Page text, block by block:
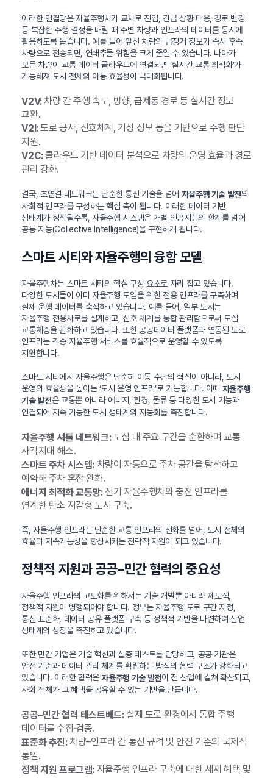
이러한 연결망은 자율주행차가 교차로 진입, 긴급 상황 대응, 경로 변경
등 복잡한 주행 결정을 내릴 때 주변 차량과 인프라의 데이터를 동시에
활용하도록 돕습니다. 예를 들어 앞선 차량의 급정거 정보가 즉시 후속
차량으로 전송되면, 연쇄추돌 위험을 크게 줄일 수 있습니다. 나아가
모든 차량이 교통 데이터 클라우드에 연결되면 ‘실시간 교통 최적화’가
가능해져 도시 전체의 이동 효율성이 극대화됩니다.
V2V:차량 간 주행 속도, 방향, 급제동 경로 등 실시간 정보
교환.
V2I:도로 공사, 신호체계, 기상 정보 등을 기반으로 주행 판단
지원.
V2C:클라우드 기반 데이터 분석으로 차량의 운영 효율과 경로
관리 강화.
결국, 초연결 네트워크는 단순한 통신 기술을 넘어 자율주행 기술 발전의
사회적 인프라를 구성하는 핵심 축이 됩니다. 이러한 데이터 기반
생태계가 정착될수록, 자율주행 시스템은 개별 인공지능의 한계를 넘어
공동 지능(Collective Intelligence)을 구현하게 됩니다.
스마트 시티와 자율주행의 융합 모델
자율주행차는 스마트 시티의 핵심 구성 요소로 자리 잡고 있습니다.
다양한 도시들이 이미 자율주행 도입을 위한 전용 인프라를 구축하며
실제 운행 데이터를 축적하고 있습니다. 예를 들어, 일부 도시는
자율주행 전용차로를 설계하고, 신호 체계를 통합 관리함으로써 도심
교통체증을 완화하고 있습니다. 또한 공공데이터 플랫폼과 연동된 도로
인프라는 각종 자율주행 서비스를 효율적으로 운영할 수 있도록
지원합니다.
스마트 시티에서 자율주행은 단순히 이동 수단의 혁신이 아니라, 도시
운영의 효율성을 높이는 ‘도시 운영 인프라’로 기능합니다. 이때 자율주행
기술 발전은 교통뿐 아니라 에너지, 환경, 물류 등 다양한 도시 기능과
연결되어 지속 가능한 도시 생태계의 지능화를 촉진합니다.
자율주행 셔틀 네트워크:도심 내 주요 구간을 순환하며 교통
사각지대 해소.
스마트 주차 시스템:차량이 자동으로 주차 공간을 탐색하고
예약해 주차 혼잡 완화.
에너지 최적화 교통망:전기 자율주행차와 충전 인프라를
연계한 탄소 저감형 도시 구축.
즉, 자율주행 인프라는 단순한 교통 인프라의 진화를 넘어, 도시 전체의
효율과 지속가능성을 향상시키는 전략적 자원이 되고 있습니다.
정책적 지원과 공공–민간 협력의 중요성
자율주행 인프라의 고도화를 위해서는 기술 개발뿐 아니라 제도적,
정책적 지원이 병행되어야 합니다. 정부는 자율주행 도로 구간 지정,
통신 표준화, 데이터 공유 플랫폼 구축 등 정책적 기반을 마련하여 산업
생태계의 성장을 촉진하고 있습니다.
또한 민간 기업은 기술 혁신과 실증 테스트를 담당하고, 공공 기관은
안전 기준과 데이터 관리 체계를 확립하는 방식의 협력 구조가 강화되고
있습니다. 이러한 협력은자율주행 기술 발전이 전 산업에 걸쳐 확산되고,
사회 전체가 그 혜택을 공유할 수 있는 기반을 만듭니다.
공공–민간 협력 테스트베드:실제 도로 환경에서 통합 주행
데이터를 수집·검증.
표준화 추진:차량–인프라 간 통신 규격 및 안전 기준의 국제적
통일.
정책 지원 프로그램:자율주행 인프라 구축에 대한 세제 혜택 및